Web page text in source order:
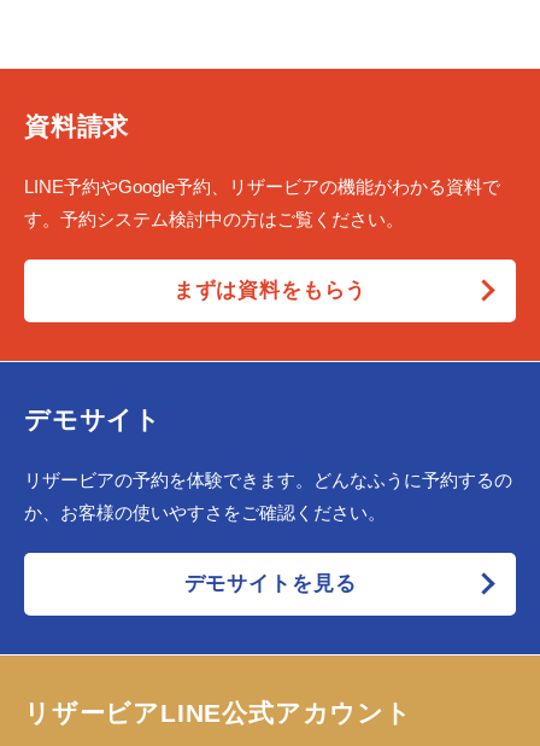
資料請求
LINE予約やGoogle予約、リザービアの機能がわかる資料で
す。予約システム検討中の方はご覧ください。
まずは資料をもらう
デモサイト
リザービアの予約を体験できます。どんなふうに予約するの
か、お客様の使いやすさをご確認ください。
デモサイトを見る
リザービアLINE公式アカウント